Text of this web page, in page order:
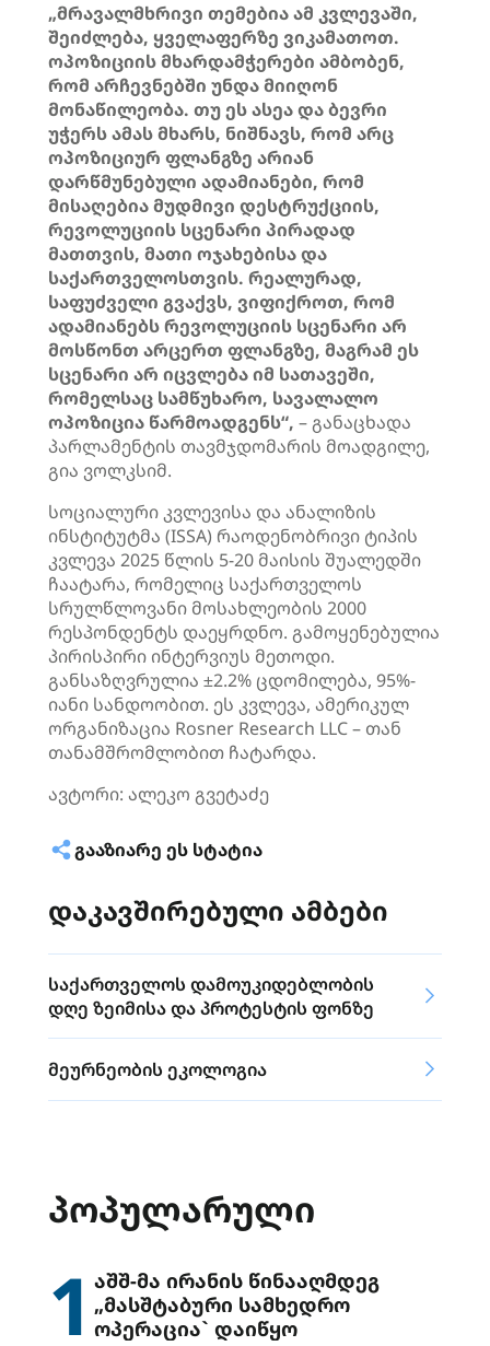
„მრავალმხრივი თემებია ამ კვლევაში,
შეიძლება, ყველაფერზე ვიკამათოთ.
ოპოზიციის მხარდამჭერები ამბობენ,
რომ არჩევნებში უნდა მიიღონ
მონაწილეობა. თუ ეს ასეა და ბევრი
უჭერს ამას მხარს, ნიშნავს, რომ არც
ოპოზიციურ ფლანგზე არიან
დარწმუნებული ადამიანები, რომ
მისაღებია მუდმივი დესტრუქციის,
რევოლუციის სცენარი პირადად
მათთვის, მათი ოჯახებისა და
საქართველოსთვის. რეალურად,
საფუძველი გვაქვს, ვიფიქროთ, რომ
ადამიანებს რევოლუციის სცენარი არ
მოსწონთ არცერთ ფლანგზე, მაგრამ ეს
სცენარი არ იცვლება იმ სათავეში,
რომელსაც სამწუხარო, სავალალო
ოპოზიცია წარმოადგენს“, – განაცხადა
პარლამენტის თავმჯდომარის მოადგილე,
გია ვოლკსიმ.
სოციალური კვლევისა და ანალიზის
ინსტიტუტმა (ISSA) რაოდენობრივი ტიპის
კვლევა 2025 წლის 5-20 მაისის შუალედში
ჩაატარა, რომელიც საქართველოს
სრულწლოვანი მოსახლეობის 2000
რესპონდენტს დაეყრდნო. გამოყენებულია
პირისპირი ინტერვიუს მეთოდი.
განსაზღვრულია ±2.2% ცდომილება, 95%-
იანი სანდოობით. ეს კვლევა, ამერიკულ
ორგანიზაცია Rosner Research LLC – თან
თანამშრომლობით ჩატარდა.
ავტორი: ალეკო გვეტაძე
ᲒᲐᲐᲖᲘᲐᲠᲔ ᲔᲡ ᲡᲢᲐᲢᲘᲐ
დაკავშირებული ამბები
საქართველოს დამოუკიდებლობის
დღე ზეიმისა და პროტესტის ფონზე
მეურნეობის ეკოლოგია
ᲞᲝᲞᲣᲚᲐᲠᲣᲚᲘ
1 აშშ-მა ირანის წინააღმდეგ
„მასშტაბური სამხედრო
ოპერაცია` დაიწყო